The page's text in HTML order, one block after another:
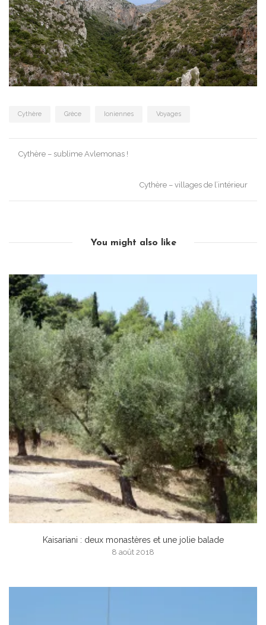
Cythère Grèce Ioniennes Voyages
Post
Cythère – sublime Avlemonas !
Cythère – villages de l’intérieur
You might also like
Kaisariani : deux monastères et une jolie balade
8 août 2018